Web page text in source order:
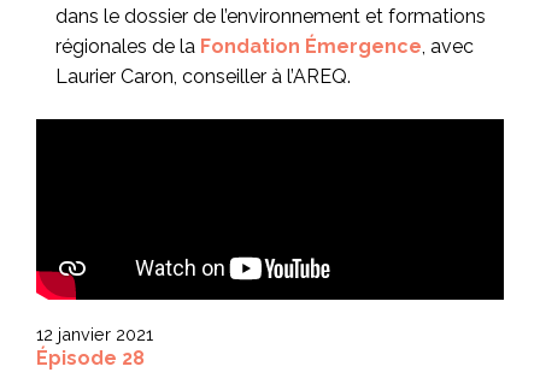
dans le dossier de l’environnement et formations
régionales de la Fondation Émergence, avec
Laurier Caron, conseiller à l’AREQ.
12 janvier 2021
Épisode 28